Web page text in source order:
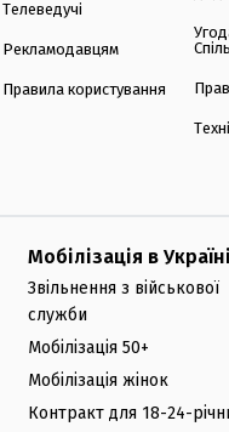
Телеведучі
Рекламодавцям
Правила користування
Мобілізація в Україні
Звільнення з військової
служби
Мобілізація 50+
Мобілізація жінок
Контракт для 18-24-